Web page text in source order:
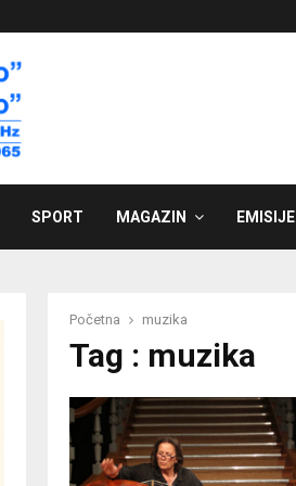
SPORT MAGAZIN EMISIJE
Početna muzika
Tag : muzika